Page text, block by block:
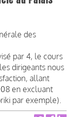
des
par 4, le cours
dirigeants nous
allant
en excluant
par exemple).